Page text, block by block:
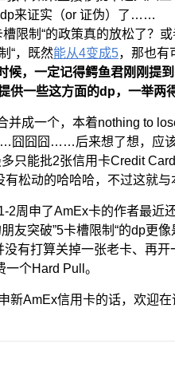
dp来证实（or 证伪）了……
限制“的政策真的放松了？
“，既然能从4变成5，那也有
，一定记得鳄鱼君刚刚提
供一些这方面的dp，一举两得
成一个，本着nothing to
囧囧囧……后来想了想，应
只能批2张信用卡Credit
有松动的哈哈哈，不过这就
周申了AmEx卡的作者最近
友突破”5卡槽限制“的dp更像
没有打算关掉一张老卡、再开
个Hard Pull。
新AmEx信用卡的话，欢迎